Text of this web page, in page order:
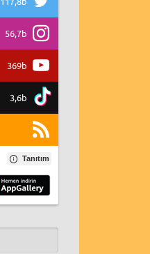
56,7b
369b
3,6b
Tanıtım